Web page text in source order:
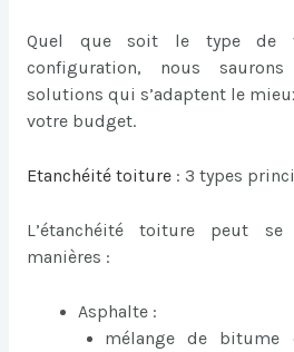
Quel que soit le type de
configuration, nous
solutions qui s’adaptent le
votre budget.
Etanchéité toiture: 3 types
L’étanchéité toiture peut
manières :
Asphalte :
mélange de